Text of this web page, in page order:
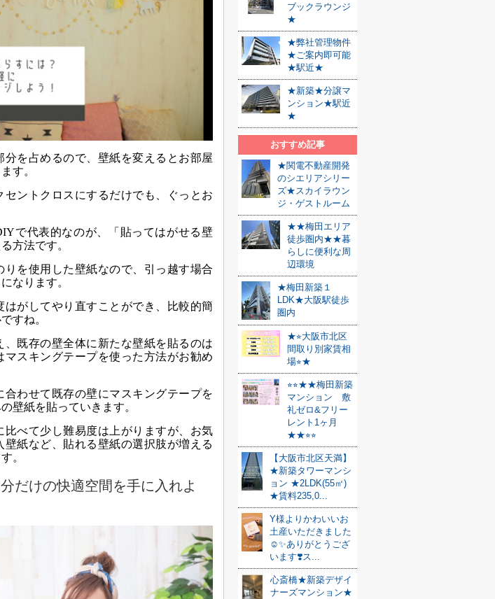
分を占めるので、壁紙を変えるとお部屋
す。
セントクロスにするだけでも、ぐっとお
で代表的なのが、「貼ってはがせる壁
方法です。
りを使用した壁紙なので、引っ越す場合
なります。
はがしてやり直すことができ、比較的簡
すね。
、既存の壁全体に新たな壁紙を貼るのは
マスキングテープを使った方法がお勧め
合わせて既存の壁にマスキングテープを
壁紙を貼っていきます。
比べて少し難易度は上がりますが、お気
壁紙など、貼れる壁紙の選択肢が増える
。
だけの快適空間を手に入れよ
ブックラウンジ
★
★弊社管理物件
★ご案内即可能
★駅近★
★新築★分譲マ
ンション★駅近
★
おすすめ記事
★関電不動産開発
のシエリアシリー
ズ★スカイラウン
ジ・ゲストルーム
★★梅田エリア
徒歩圏内★★暮
らしに便利な周
辺環境
★梅田新築１
LDK★大阪駅徒歩
圏内
★⭐︎大阪市北区
間取り別家賃相
場⭐︎★
⭐︎⭐︎★★梅田新築
マンション 敷
礼ゼロ&フリー
レント1ヶ月
★★⭐︎⭐︎
【大阪市北区天満】
★新築タワーマンシ
ョン ★2LDK(55㎡)
★賃料235,0...
Y様よりかわいいお
土産いただきました
☺️✨ありがとうござ
います❣️ス...
心斎橋★新築デザイ
ナーズマンション★